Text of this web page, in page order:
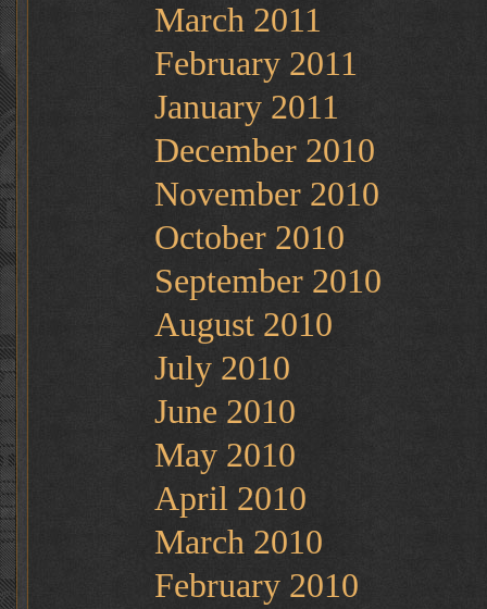
March 2011
February 2011
January 2011
December 2010
November 2010
October 2010
September 2010
August 2010
July 2010
June 2010
May 2010
April 2010
March 2010
February 2010